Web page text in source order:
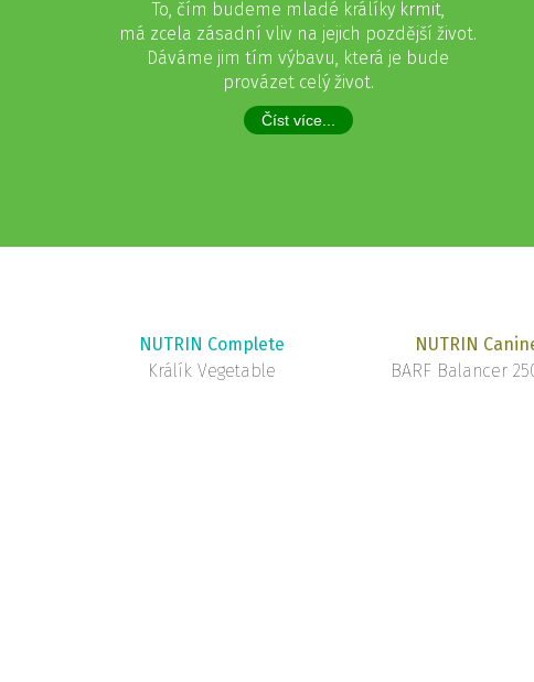
To, čím budeme mladé králíky krmit,
má zcela zásadní vliv na jejich pozdější život.
Dáváme jim tím výbavu, která je bude
provázet celý život.
Číst více...
NUTRIN Complete
Králík Vegetable
NUTRIN
BARF Balancer